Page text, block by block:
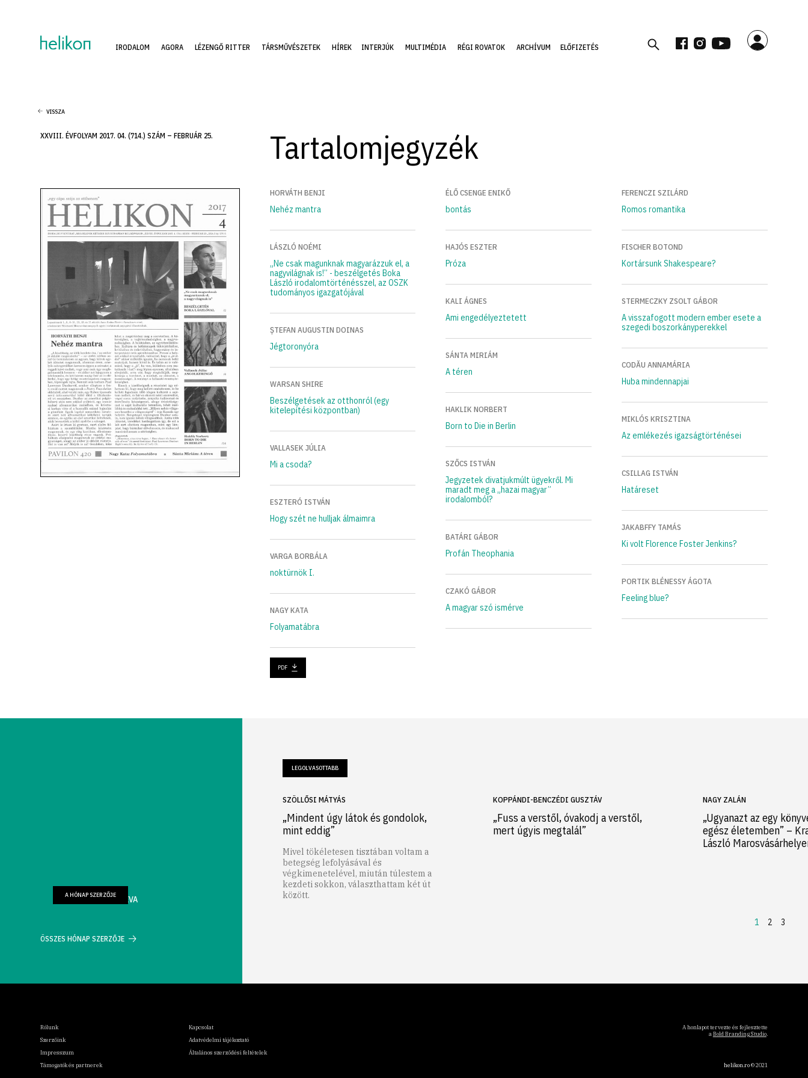
IRODALOM AGORA LÉZENGŐ RITTER TÁRSMŰVÉSZETEK HÍREK INTERJÚK MULTIMÉDIA RÉGI ROVATOK ARCHÍVUM ELŐFIZETÉS
VISSZA
XXVIII. ÉVFOLYAM 2017. 04. (714.) SZÁM – FEBRUÁR 25. Tartalomjegyzék
HORVÁTH BENJI
Nehéz mantra
LÁSZLÓ NOÉMI
„Ne csak magunknak magyarázzuk el, a
nagyvilágnak is!” - beszélgetés Boka
László irodalomtörténésszel, az OSZK
tudományos igazgatójával
ȘTEFAN AUGUSTIN DOINAS
Jégtoronyóra
WARSAN SHIRE
Beszélgetések az otthonról (egy
kitelepítési központban)
VALLASEK JÚLIA
Mi a csoda?
ESZTERÓ ISTVÁN
Hogy szét ne hulljak álmaimra
VARGA BORBÁLA
noktürnök I.
NAGY KATA
Folyamatábra
ÉLŐ CSENGE ENIKŐ
bontás
HAJÓS ESZTER
Próza
KALI ÁGNES
Ami engedélyeztetett
SÁNTA MIRIÁM
A téren
HAKLIK NORBERT
Born to Die in Berlin
SZŐCS ISTVÁN
Jegyzetek divatjukmúlt ügyekről. Mi
maradt meg a „hazai magyar”
irodalomból?
BATÁRI GÁBOR
Profán Theophania
CZAKÓ GÁBOR
A magyar szó ismérve
FERENCZI SZILÁRD
Romos romantika
FISCHER BOTOND
Kortársunk Shakespeare?
STERMECZKY ZSOLT GÁBOR
A visszafogott modern ember esete a
szegedi boszorkányperekkel
CODĂU ANNAMÁRIA
Huba mindennapjai
MIKLÓS KRISZTINA
Az emlékezés igazságtörténései
CSILLAG ISTVÁN
Határeset
JAKABFFY TAMÁS
Ki volt Florence Foster Jenkins?
PORTIK BLÉNESSY ÁGOTA
Feeling blue?
PDF
FARKAS WELLMANN ÉVA
A HÓNAP SZERZŐJE
ÖSSZES HÓNAP SZERZŐJE
LEGOLVASOTTABB
SZÖLLŐSI MÁTYÁS
„Mindent úgy látok és gondolok,
mint eddig”
Mivel tökéletesen tisztában voltam a
betegség lefolyásával és
végkimenetelével, miután túlestem a
kezdeti sokkon, választhattam két út
között.
KOPPÁNDI-BENCZÉDI GUSZTÁV
„Fuss a verstől, óvakodj a verstől,
mert úgyis megtalál”
NAGY ZALÁN
„Ugyanazt az egy
egész életemben” –
László
1 2 3
Rólunk
Szerzőink
Impresszum
Támogatók és partnerek
Kapcsolat
Adatvédelmi tájékoztató
Általános szerződési feltételek
A honlapot tervezte és fejlesztette
a Bold Branding Studio.
helikon.ro© 2021